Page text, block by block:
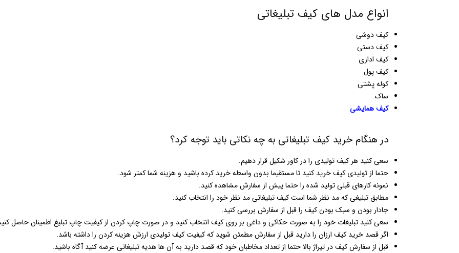
انواع مدل های کیف تبلیغاتی
کیف دوشی
کیف دستی
کیف اداری
کیف پول
کوله پشتی
ساک
کیف همایشی
در هنگام خرید کیف تبلیغاتی به چه نکاتی باید توجه کرد؟
سعی کنید هر کیف تولیدی را در کاور شکیل قرار دهیم.
حتما از تولیدی کیف خرید کنید تا مستقیما بدون واسطه خرید کرده باشید و هزینه شما کمتر شود.
نمونه کارهای قبلی تولید شده را حتما پیش از سفارش مشاهده کنید.
مطابق تبلیغی که مد نظر شما است کیف تبلیغاتی مد نظر خود را انتخاب کنید.
جادار بودن و سبک بودن کیف را قبل از سفارش بررسی کنید.
سعی کنید تبلیغات خود را به صورت حکاکی و داغی بر روی کیف انتخاب کنید و در صورت چاپ کردن از کیفیت چاپ تبلیغ اطمینان حاصل
اگر قصد خرید کیف ارزان را دارید قبل از سفارش مطمئن شوید که کیفیت کیف تولیدی ارزش هزینه کردن را داشته باشد.
قبل از سفارش کیف در تیراژ بالا حتما از تعداد مخاطبان خود که قصد دارید به آن ها هدیه تبلیغاتی عرضه کنید آگاه باشید.